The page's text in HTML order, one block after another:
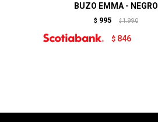
BUZO EMMA - NEGRO
$ 995 $ 1.990
$ 846